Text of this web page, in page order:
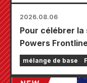
2026.08.06
Pour célébrer
Powers
dans les
20 août, où
mélange de base